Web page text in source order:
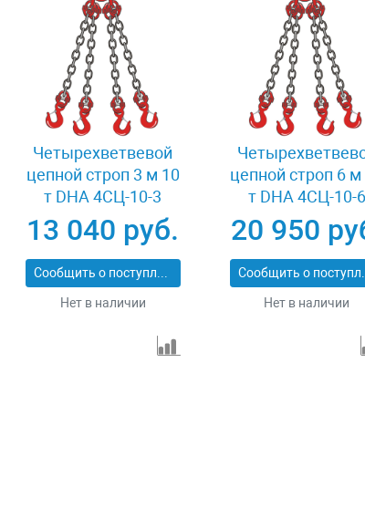
Четырехветвевой
цепной строп 3 м 10
т DHA 4СЦ-10-3
13 040 руб.
Сообщить о поступлении
Нет в наличии
цепной строп 6 м
т DHA 4СЦ-10-6
20 950
Нет в наличии